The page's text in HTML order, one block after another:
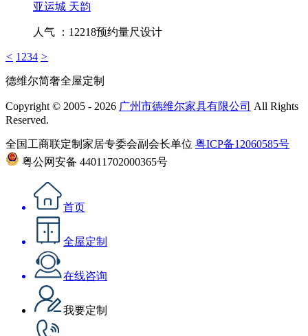
亚运城 天韵
人气 ：12218预约量尺设计
< 1 234 >
德维尔简奢全屋定制
Copyright © 2005 - 2026 广州市德维尔家具有限公司 All Rights
Reserved.
全国工商联定制家居专委会副会长单位 粤ICP备12060585号
粤公网安备 44011702000365号
首页
全屋定制
在线咨询
我要定制